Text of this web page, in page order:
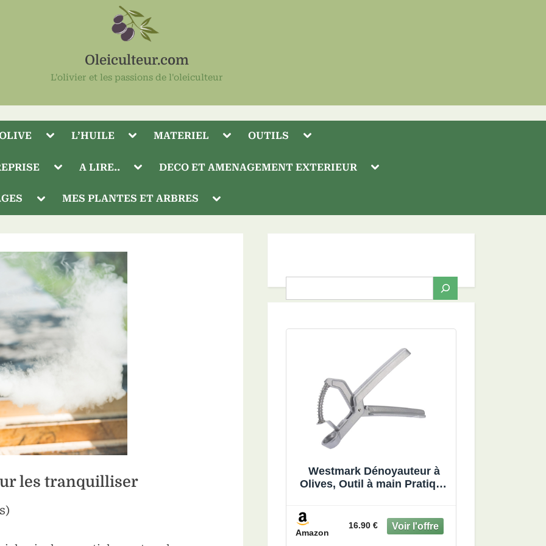
Oleiculteur.com
L'olivier et les passions de l'oleiculteur
Toggle
menu
ToggleL’HUILE
ToggleMATERIEL
Toggle
sub-
OUTILS
Toggle
ToggleA LIRE..
ToggleDECO ET AMENAGEMENT EXTERIEUR
Toggle
Toggle
menu
MES PLANTES ET ARBRES
Toggle
menu
les tranquilliser
Westmark Dénoyauteur à
Olives, Outil à main Pratique
16,7 cm, Aluminium/revêtu,
Olivus, 40402270
Amazon
16.90 €